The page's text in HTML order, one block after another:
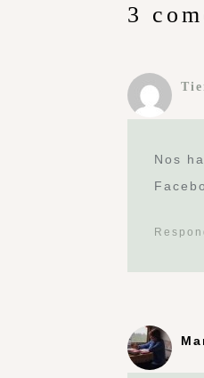
3
Nos